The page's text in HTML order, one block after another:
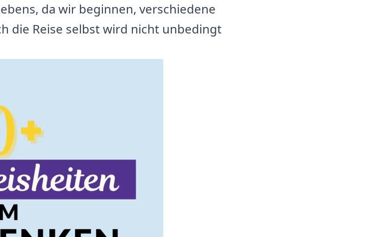
da wir beginnen, verschiedene
die Reise selbst wird nicht unbedingt